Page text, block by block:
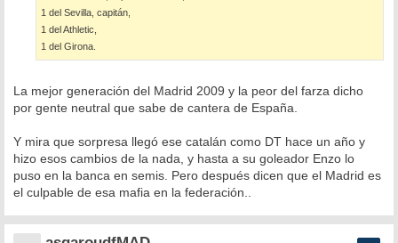
1 del Sevilla, capitán,
1 del Athletic,
1 del Girona.
La mejor generación del Madrid 2009 y la peor del farza dicho
por gente neutral que sabe de cantera de España.
Y mira que sorpresa llegó ese catalán como DT hace un año y
hizo esos cambios de la nada, y hasta a su goleador Enzo lo
puso en la banca en semis. Pero después dicen que el Madrid es
el culpable de esa mafia en la federación..